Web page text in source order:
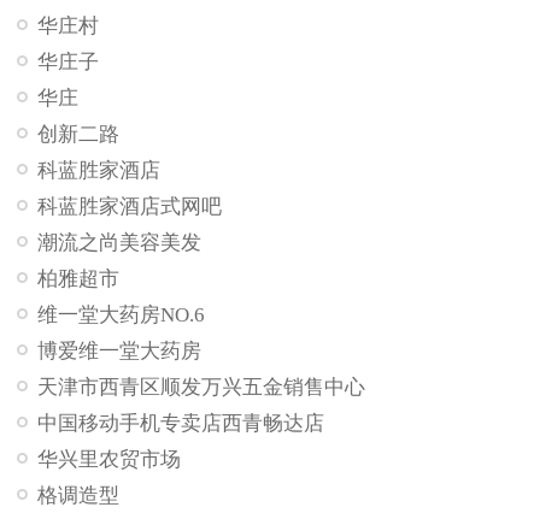
华庄村
华庄子
华庄
创新二路
科蓝胜家酒店
科蓝胜家酒店式网吧
潮流之尚美容美发
柏雅超市
维一堂大药房NO.6
博爱维一堂大药房
天津市西青区顺发万兴五金销售中心
中国移动手机专卖店西青畅达店
华兴里农贸市场
格调造型